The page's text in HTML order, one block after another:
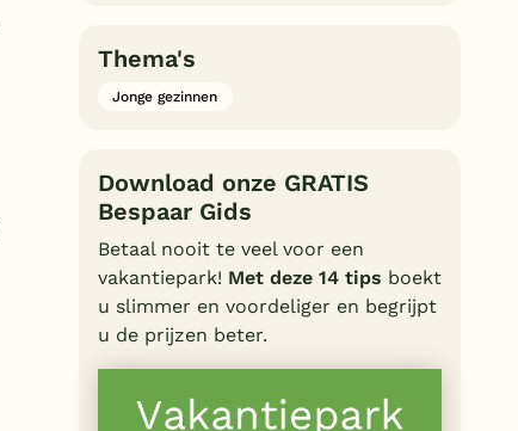
Onze e-boeken
Thema's
Jonge gezinnen
Download onze GRATIS
Bespaar Gids
Betaal nooit te veel voor een
vakantiepark! Met deze 14 tips boekt
u slimmer en voordeliger en begrijpt
u de prijzen beter.